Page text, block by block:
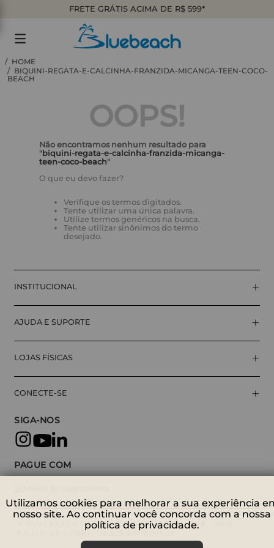
FRETE GRÁTIS ACIMA DE R$ 599*
BIQUINI-REGATA-E-CALCINHA-FRANZIDA-MICANGA-TEEN-COCO-
BEACH
OOPS!
Não encontramos nenhum resultado para
" biquini-regata-e-calcinha-franzida-micanga-
teen-coco-beach"
O que eu devo fazer?
Verifique os termos digitados.
Tente utilizar uma única palavra.
Utilize termos genéricos na busca.
Tente utilizar sinônimos do termo
desejado.
INSTITUCIONAL +
AJUDA E SUPORTE +
LOJAS FÍSICAS +
CONECTE-SE +
SIGA-NOS
PAGUE COM
© BLUEBEACH | AV. NOVA CANTAREIRA, 698 - SÃO
PAULO SP | CNPJ: 09.529.951/0001-27
Utilizamos cookies para melhorar a sua experiência
nosso site. Ao continuar você concorda com a nossa
política de privacidade.